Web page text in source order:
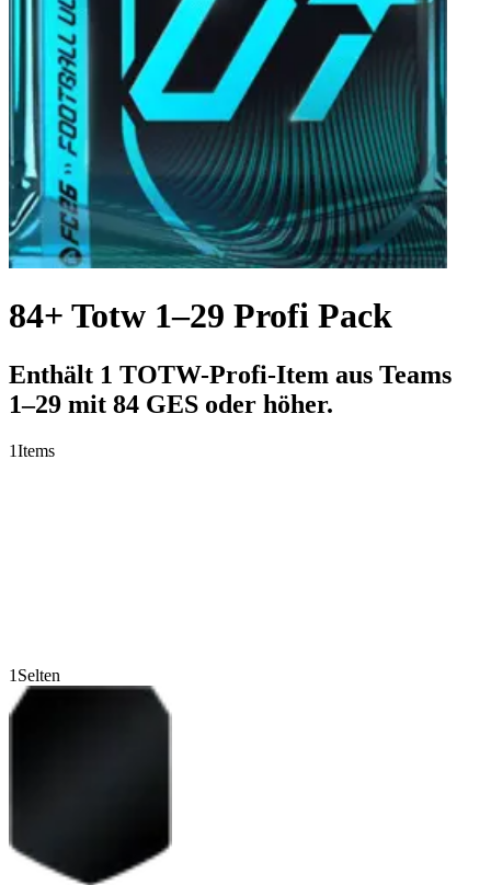
84+ Totw 1–29 Profi Pack
Enthält 1 TOTW-Profi-Item aus Teams
1–29 mit 84 GES oder höher.
1Items
1 Selten